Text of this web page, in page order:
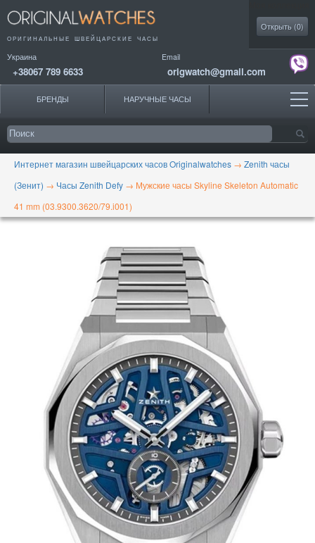
ОРИГИНАЛЬНЫЕ ШВЕЙЦАРСКИЕ ЧАСЫ
Украина
+38067 789 6633
Email
origwatch@gmail.com
Открыть (0)
БРЕНДЫ НАРУЧНЫЕ ЧАСЫ
Интернет магазин швейцарских часов Originalwatches → Zenith часы
(Зенит) → Часы Zenith Defy → Мужские часы Skyline Skeleton Automatic
41 mm (03.9300.3620/79.i001)